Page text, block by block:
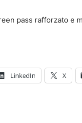
pass rafforzato e
LinkedIn X